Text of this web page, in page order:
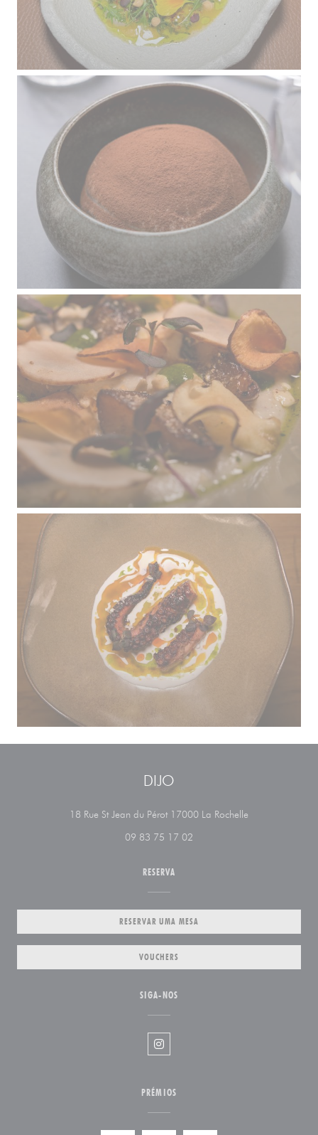
DIJO
18 Rue St Jean du Pérot 17000 La Rochelle
09 83 75 17 02
RESERVA
RESERVAR UMA MESA
VOUCHERS
SIGA-NOS
Instagram ((abre numa nova
PRÉMIOS